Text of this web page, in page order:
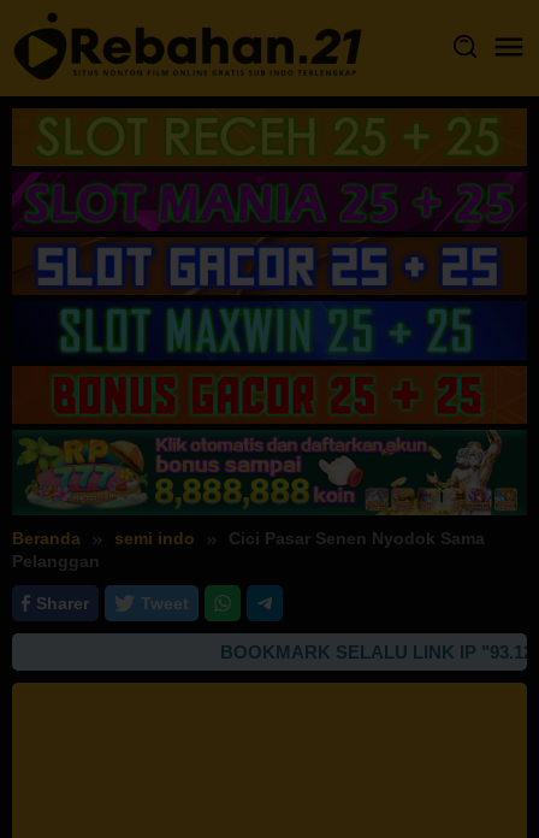
Loncat
ke
konten
Beranda semi indo
Cici Pasar Senen Nyodok Sama
Pelanggan
Sharer Tweet
BOOKMARK SELALU LINK IP